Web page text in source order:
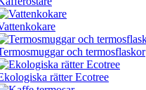
och termosflaskor
rätter Ecotree